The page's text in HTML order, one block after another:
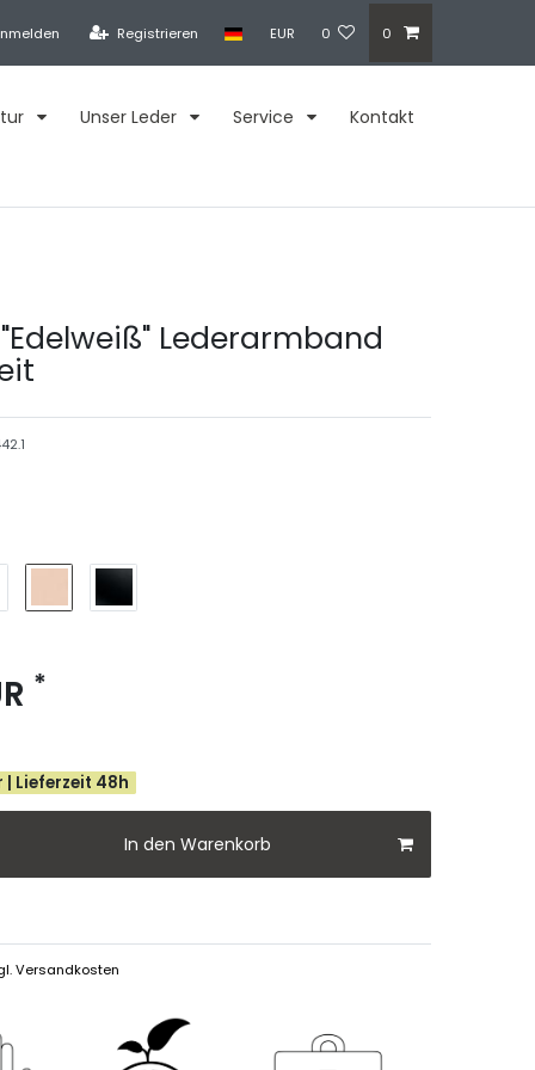
Registrieren EUR 0 0
Unser Leder Service Kontakt
"Edelweiß" Lederarmband
*
Lieferzeit 48h
In den Warenkorb
Versandkosten